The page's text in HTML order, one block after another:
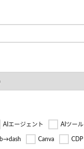
AIエージェント AIツール
b→dash Canva CDP